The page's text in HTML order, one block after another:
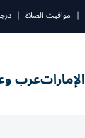
| مواقيت الصلاة |
الإماراتعرب